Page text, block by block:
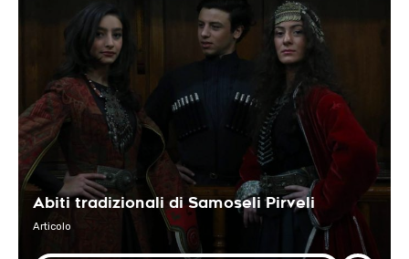
Abiti tradizionali di Samoseli Pirveli
Articolo